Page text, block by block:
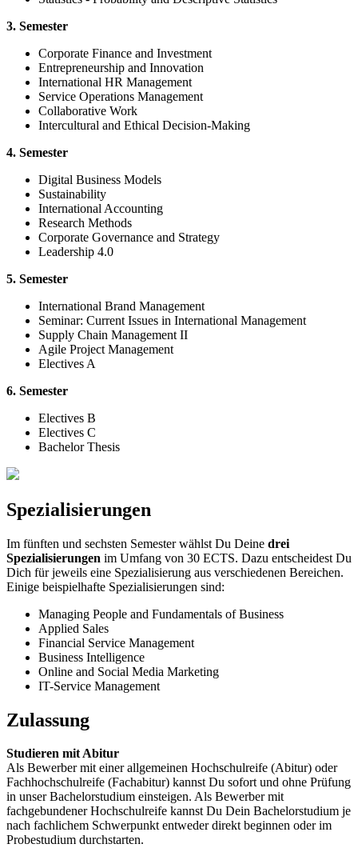
3. Semester
Corporate Finance and Investment
Entrepreneurship and Innovation
International HR Management
Service Operations Management
Collaborative Work
Intercultural and Ethical Decision-Making
4. Semester
Digital Business Models
Sustainability
International Accounting
Research Methods
Corporate Governance and Strategy
Leadership 4.0
5. Semester
International Brand Management
Seminar: Current Issues in International Management
Supply Chain Management II
Agile Project Management
Electives A
6. Semester
Electives B
Electives C
Bachelor Thesis
Spezialisierungen
Im fünften und sechsten Semester wählst Du Deine drei
Spezialisierungen im Umfang von 30 ECTS. Dazu entscheidest Du
Dich für jeweils eine Spezialisierung aus verschiedenen Bereichen.
Einige beispielhafte Spezialisierungen sind:
Managing People and Fundamentals of Business
Applied Sales
Financial Service Management
Business Intelligence
Online and Social Media Marketing
IT-Service Management
Zulassung
Studieren mit Abitur
Als Bewerber mit einer allgemeinen Hochschulreife (Abitur) oder
Fachhochschulreife (Fachabitur) kannst Du sofort und ohne Prüfung
in unser Bachelorstudium einsteigen. Als Bewerber mit
fachgebundener Hochschulreife kannst Du Dein Bachelorstudium je
nach fachlichem Schwerpunkt entweder direkt beginnen oder im
Probestudium durchstarten.